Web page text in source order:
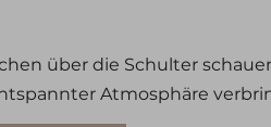
über die Schulter
Atmosphäre